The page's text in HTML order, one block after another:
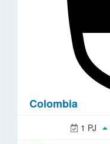
Colombia
1 PJ